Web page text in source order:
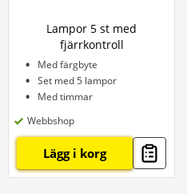
Lampor 5 st med
fjärrkontroll
Med färgbyte
Set med 5 lampor
Med timmar
Webbshop
Lägg i korg